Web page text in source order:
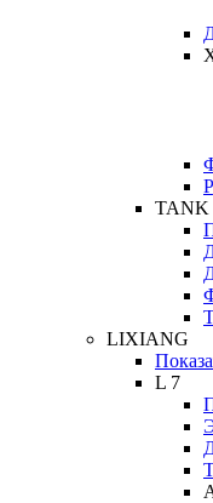
TANK
LIXIANG
L 7